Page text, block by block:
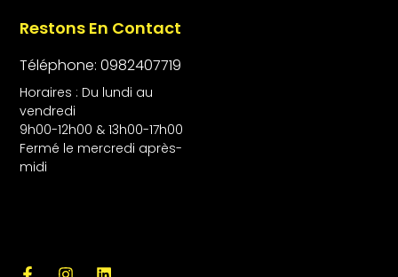
Restons En Contact
Téléphone: 0982407719
Horaires : Du lundi au
vendredi
9h00-12h00 & 13h00-17h00
Fermé le mercredi après-
midi